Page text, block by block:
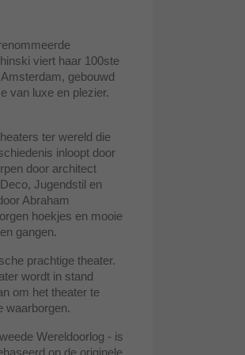
viert haar 100ste
gebouwd
van luxe en plezier.
ter wereld die
inloopt door
door architect
Jugendstil en
Abraham
hoekjes en mooie
gangen.
prachtige theater.
wordt in stand
om het theater te
waarborgen.
Wereldoorlog - is
op de originele